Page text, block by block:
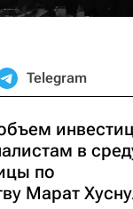
Telegram
в
по
Марат